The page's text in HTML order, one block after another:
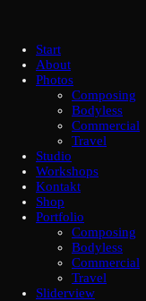
Start
About
Photos
Composing
Bodyless
Commercial
Travel
Studio
Workshops
Kontakt
Shop
Portfolio
Composing
Bodyless
Commercial
Travel
Sliderview